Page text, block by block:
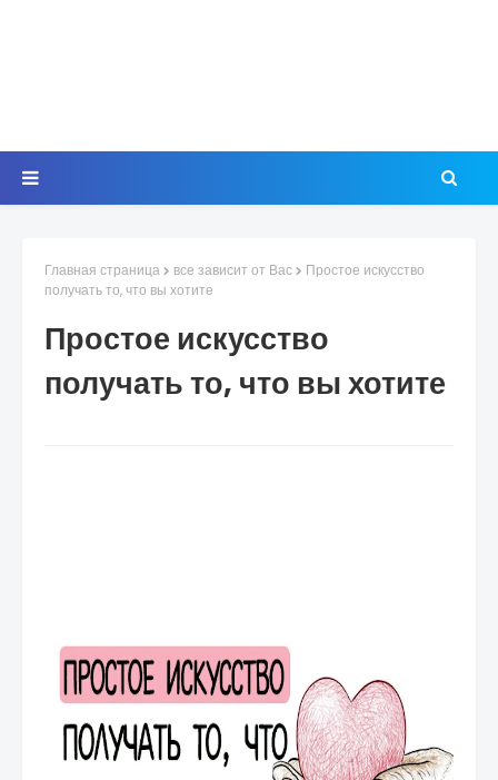
Главная страница все зависит от Вас
Простое искусство
получать то, что вы хотите
Простое искусство
получать то, что вы хотите